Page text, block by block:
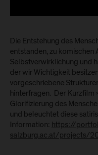
Die Entstehung des
entstanden, zu
Selbstverwirklichung und
der wir Wichtigkeit
vorgeschriebene
hinterfragen. Der Kurzfilm
Glorifizierung des
und beleuchtet diese
Information: https://
salzburg.ac.at/projects/